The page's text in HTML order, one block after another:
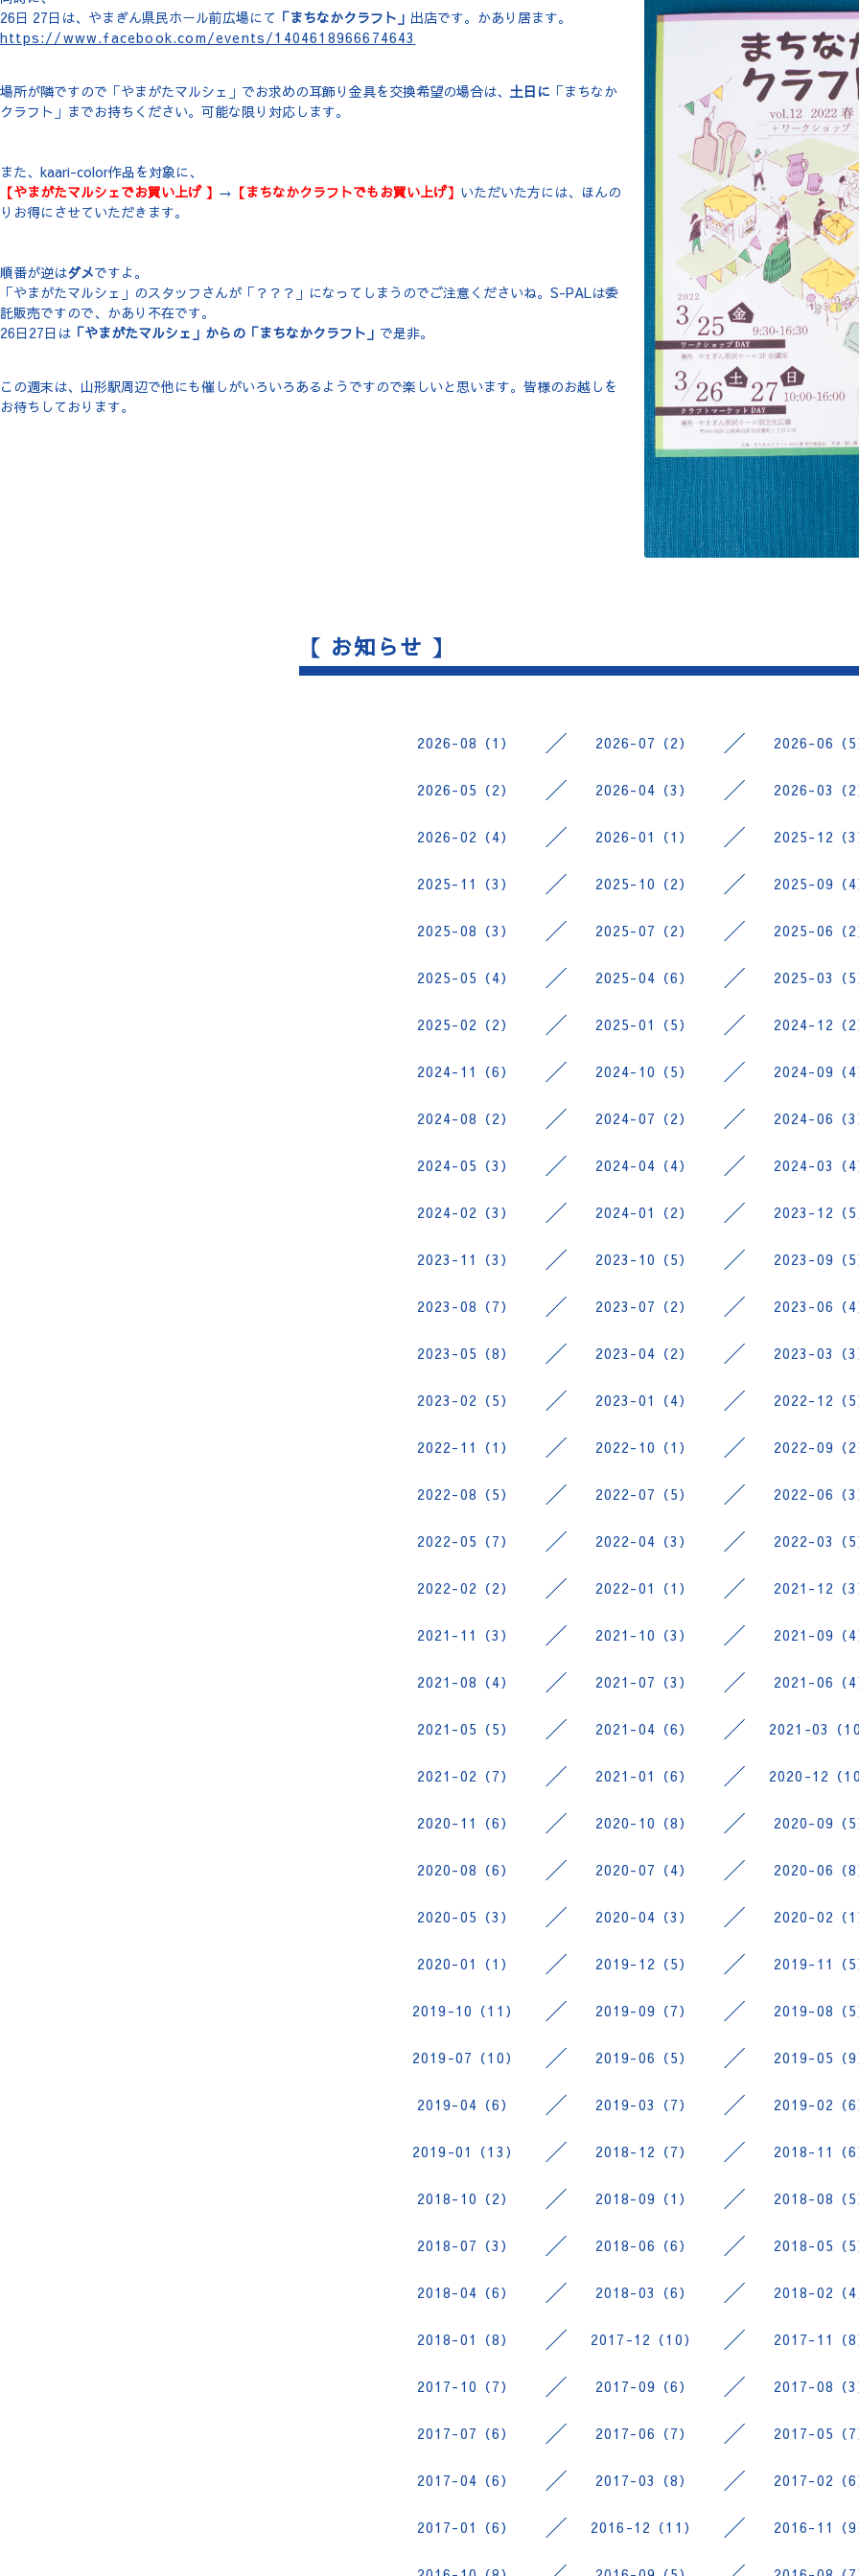
26日 27日は、やまぎん県民ホール前広場にて 「まちなかクラフト」 出店です。かあり居ます。
https://www.facebook.com/events/1404618966674643
場所が隣ですので「やまがたマルシェ」でお求めの耳飾り金具を交換希望の場合は、 土日に 「まちなか
クラフト」までお持ちください。可能な限り対応します。
また、kaari-color作品を対象に、
【やまがたマルシェでお買い上げ 】 → 【まちなかクラフトでもお買い上げ】 いただいた方には、ほんの
りお得にさせていただきます。
順番が逆はダメですよ。
「やまがたマルシェ」のスタッフさんが「？？？」になってしまうのでご注意くださいね。S-PALは委
託販売ですので、かあり不在です。
26日27日は 「やまがたマルシェ」からの「まちなかクラフト」 で是非。
この週末は、山形駅周辺で他にも催しがいろいろあるようですので楽しいと思います。皆様のお越しを
お待ちしております。
【 お知らせ 】
2026-08（1） 2026-07（2） 2026-06（5
2026-05（2） 2026-04（3） 2026-03（2
2026-02（4） 2026-01（1） 2025-12（3
2025-11（3） 2025-10（2） 2025-09（4
2025-08（3） 2025-07（2） 2025-06（2
2025-05（4） 2025-04（6） 2025-03（5
2025-02（2） 2025-01（5） 2024-12（2
2024-11（6） 2024-10（5） 2024-09（4
2024-08（2） 2024-07（2） 2024-06（3
2024-05（3） 2024-04（4） 2024-03（4
2024-02（3） 2024-01（2） 2023-12（5
2023-11（3） 2023-10（5） 2023-09（5
2023-08（7） 2023-07（2） 2023-06（4
2023-05（8） 2023-04（2） 2023-03（3
2023-02（5） 2023-01（4） 2022-12（5
2022-11（1） 2022-10（1） 2022-09（2
2022-08（5） 2022-07（5） 2022-06（3
2022-05（7） 2022-04（3） 2022-03（5
2022-02（2） 2022-01（1） 2021-12（3
2021-11（3） 2021-10（3） 2021-09（4
2021-08（4） 2021-07（3） 2021-06（4
2021-05（5） 2021-04（6） 2021-03（10
2021-02（7） 2021-01（6） 2020-12（10
2020-11（6） 2020-10（8） 2020-09（5
2020-08（6） 2020-07（4） 2020-06（8
2020-05（3） 2020-04（3） 2020-02（1
2020-01（1） 2019-12（5） 2019-11（5
2019-10（11） 2019-09（7） 2019-08（5
2019-07（10） 2019-06（5） 2019-05（9
2019-04（6） 2019-03（7） 2019-02（6
2019-01（13） 2018-12（7） 2018-11（6
2018-10（2） 2018-09（1） 2018-08（5
2018-07（3） 2018-06（6） 2018-05（5
2018-04（6） 2018-03（6） 2018-02（4
2018-01（8） 2017-12（10） 2017-11（8
2017-10（7） 2017-09（6） 2017-08（3
2017-07（6） 2017-06（7） 2017-05（7
2017-04（6） 2017-03（8） 2017-02（6
2017-01（6） 2016-12（11） 2016-11（9